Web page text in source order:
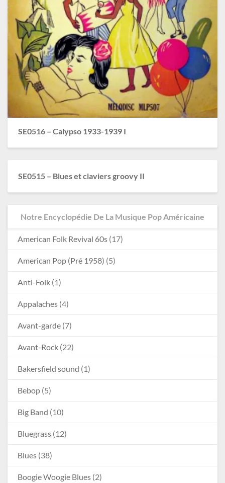
SE0516 – Calypso 1933-1939 I
SE0515 – Blues et claviers groovy II
Notre Encyclopédie De La Musique Pop Américaine
American Folk Revival 60s (17)
American Pop (Pré 1958) (5)
Anti-Folk (1)
Appalaches (4)
Avant-garde (7)
Avant-Rock (22)
Bakersfield sound (1)
Bebop (5)
Big Band (10)
Bluegrass (12)
Blues (38)
Boogie Woogie Blues (2)